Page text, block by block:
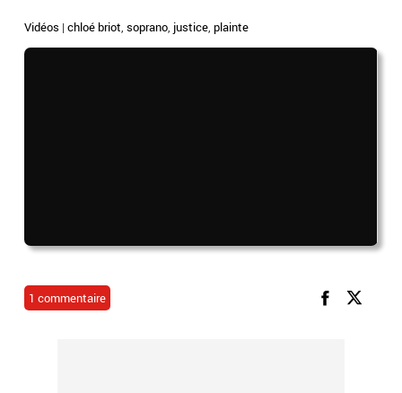
Vidéos |chloé briot,soprano, justice,plainte
1 commentaire